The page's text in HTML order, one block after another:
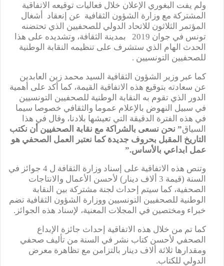
ولم يفت البغوري الإعلان خلال فعاليات توقيعه الاتفاقية
المشتركة مع وزارة الشؤون الثقافية عن إنعقاد أشغال
المؤتمر الثلاثون للاتحاد الدولي للصحفيين الذي تحتضنه
تونس في جوان 2019 بمدينة الثقافة، وتشديده على هذا
الحدث الهام الذي ستشرف على تنظيمه النقابة الوطنية
للصحفيين التونسيين .
كما عبر وزير الشؤون الثقافية السيد محمد زين العابدين
عن سعادته بتوقيع هذه الاتفاقية القيمة، كما أكد على أهمية
الدور الذي تقوم به النقابة الوطنية للصحفيين التونسيين
في سبيل النهوض بالإعلام عموما والثقافي خصوصا سيما
في هذه الفترة الدقيقة التي تعيشها بلادنا، وقال في هذا
السياق” نحن نسعى بالشراكة مع نقابة الصحفيين أن نكتب
التاريخ المقبل بحروف جديدة كما نعتبر العمل الصحفي هو
عمل ابداعي بالأساس.”
وتنص هذه الاتفاقية على إسناد وزارة الثقافة ل 4 جوائز في
السنة (قيمة 3 ألاف دينار) لأحسن الأعمال والانتاجات
الصحفية، كما سيتم إحداث لجنة مشتركة بين النقابة
الوطنية للصحفيين التونسيين ووزارة الشؤون الثقافية تضم
خبراء ومختصين في المجلات المعنية، لإسناد هذه الجوائز.
كما تم من خلال هذه الاتفاقية إحداث جائزة الإبداع
الصحفي لأحسن كتاب نشر في السنة من تأليف صحفي
ومقدارها ثلاثة ألاف دينار بالتزامن مع تظاهرة معرض
الدولي للكتاب.